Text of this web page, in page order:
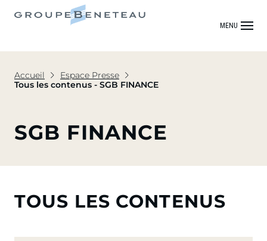
MENU
Accueil
Espace Presse
Tous les contenus - SGB FINANCE
SGB FINANCE
TOUS LES CONTENUS